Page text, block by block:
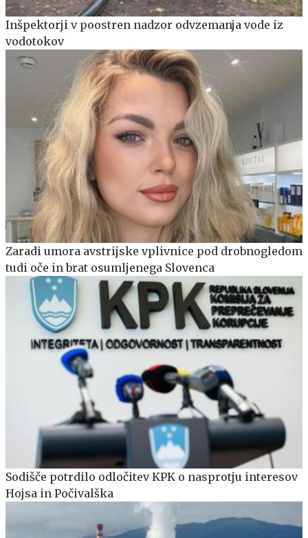
Inšpektorji v poostren nadzor odvzemanja vode iz
vodotokov
Zaradi umora avstrijske vplivnice pod drobnogledom
tudi oče in brat osumljenega Slovenca
Sodišče potrdilo odločitev KPK o nasprotju interesov
Hojsa in Počivalška